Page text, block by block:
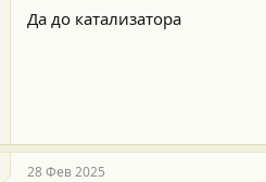
Да до катализатора
28 Фев 2025